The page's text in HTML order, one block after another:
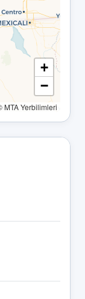
+
−
Yerbilimleri